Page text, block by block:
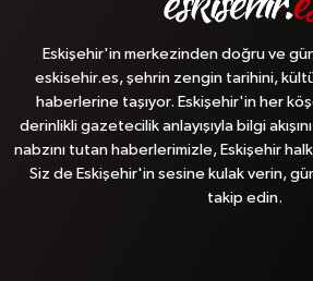
Eskişehir'in merkezinden doğru ve
eskisehir.es, şehrin zengin tarihini,
haberlerine taşıyor. Eskişehir'in her
derinlikli gazetecilik anlayışıyla bilgi
nabzını tutan haberlerimizle, Eskişehir
Siz de Eskişehir'in sesine kulak verin,
takip edin.